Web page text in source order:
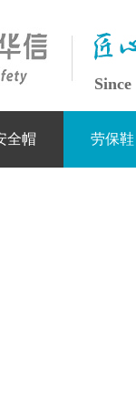
全帽 劳保鞋